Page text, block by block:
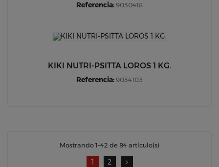
Referencia: 9030418
KIKI NUTRI-PSITTA LOROS 1 KG.
Referencia: 9034103
Mostrando 1-42 de 84 artículo(s)
1 2